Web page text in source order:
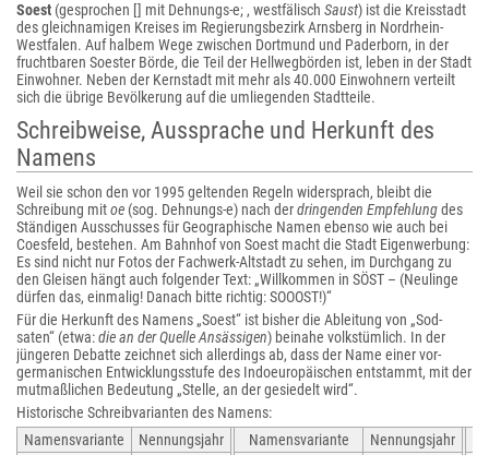
Soest (gesprochen [] mit Dehnungs-e; , westfälisch Saust) ist die Kreisstadt
des gleichnamigen Kreises im Regierungsbezirk Arnsberg in Nordrhein-
Westfalen. Auf halbem Wege zwischen Dortmund und Paderborn, in der
fruchtbaren Soester Börde, die Teil der Hellwegbörden ist, leben in der Stadt
Einwohner. Neben der Kernstadt mit mehr als 40.000 Einwohnern verteilt
sich die übrige Bevölkerung auf die umliegenden Stadtteile.
Schreibweise, Aussprache und Herkunft des
Namens
Weil sie schon den vor 1995 geltenden Regeln widersprach, bleibt die
Schreibung mitoe (sog. Dehnungs-e) nach derdringenden Empfehlungdes
Ständigen Ausschusses für Geographische Namen ebenso wie auch bei
Coesfeld, bestehen. Am Bahnhof von Soest macht die Stadt Eigenwerbung:
Es sind nicht nur Fotos der Fachwerk-Altstadt zu sehen, im Durchgang zu
den Gleisen hängt auch folgender Text: „Willkommen in SÖST – (Neulinge
dürfen das, einmalig! Danach bitte richtig: SOOOST!)“
Für die Herkunft des Namens „Soest“ ist bisher die Ableitung von „Sod-
saten“ (etwa:die an der Quelle Ansässigen) beinahe volkstümlich. In der
jüngeren Debatte zeichnet sich allerdings ab, dass der Name einer vor-
germanischen Entwicklungsstufe des Indoeuropäischen entstammt, mit der
mutmaßlichen Bedeutung „Stelle, an der gesiedelt wird“.
Historische Schreibvarianten des Namens:
Namensvariante
Nennungsjahr Namensvariante Nennungsjahr